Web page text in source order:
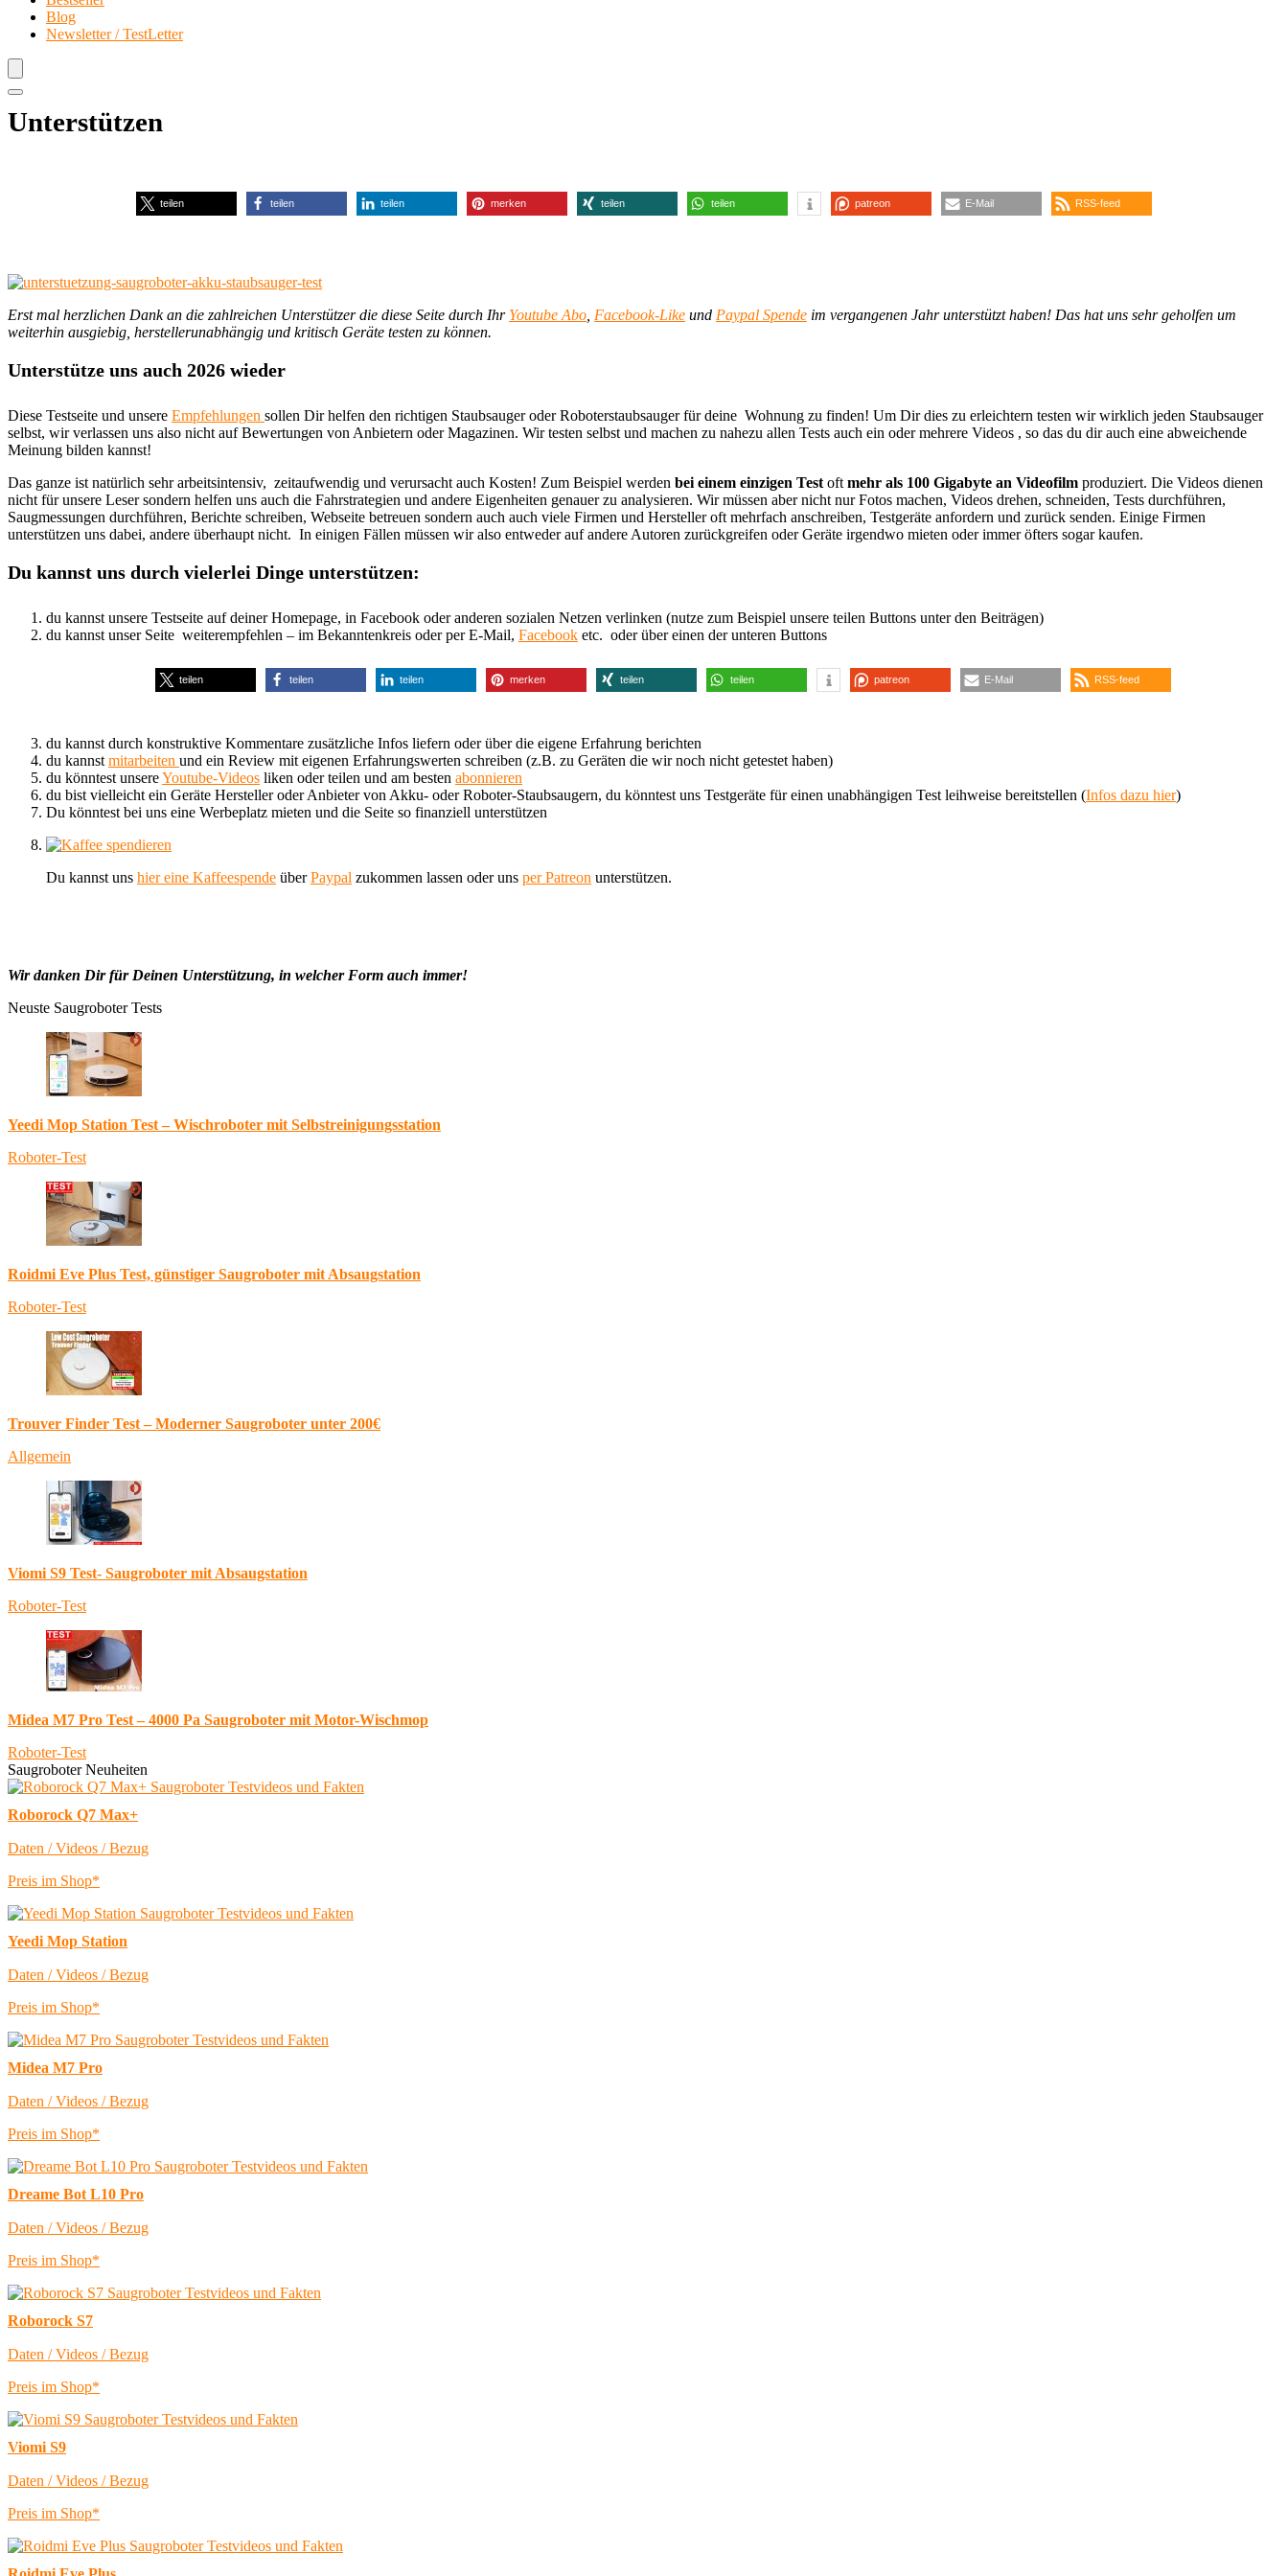
Blog
Newsletter / TestLetter
Unterstützen
teilen teilen teilen merken teilen teilen patreon E-Mail RSS-feed
Erst mal herzlichen Dank an die zahlreichen Unterstützer die diese Seite durch Ihr Youtube Abo Facebook-Like und Paypal Spende im vergangenen Jahr unterstützt haben! Das hat uns sehr geholfen um
weiterhin ausgiebig, herstellerunabhängig und kritisch Geräte testen zu können.
Unterstütze uns auch 2026 wieder
Diese Testseite und unsere Empfehlungen sollen Dir helfen den richtigen Staubsauger oder Roboterstaubsauger für deine Wohnung zu finden! Um Dir dies zu erleichtern testen wir wirklich jeden Staubsauger
selbst, wir verlassen uns also nicht auf Bewertungen von Anbietern oder Magazinen. Wir testen selbst und machen zu nahezu allen Tests auch ein oder mehrere Videos , so das du dir auch eine abweichende
Meinung bilden kannst!
Das ganze ist natürlich sehr arbeitsintensiv, zeitaufwendig und verursacht auch Kosten! Zum Beispiel werden bei einem einzigen Test oft mehr als 100 Gigabyte an Videofilm produziert. Die Videos dienen
nicht für unsere Leser sondern helfen uns auch die Fahrstrategien und andere Eigenheiten genauer zu analysieren. Wir müssen aber nicht nur Fotos machen, Videos drehen, schneiden, Tests durchführen,
Saugmessungen durchführen, Berichte schreiben, Webseite betreuen sondern auch auch viele Firmen und Hersteller oft mehrfach anschreiben, Testgeräte anfordern und zurück senden. Einige Firmen
unterstützen uns dabei, andere überhaupt nicht. In einigen Fällen müssen wir also entweder auf andere Autoren zurückgreifen oder Geräte irgendwo mieten oder immer öfters sogar kaufen.
Du kannst uns durch vielerlei Dinge unterstützen:
du kannst unsere Testseite auf deiner Homepage, in Facebook oder anderen sozialen Netzen verlinken (nutze zum Beispiel unsere teilen Buttons unter den Beiträgen)
du kannst unser Seite weiterempfehlen – im Bekanntenkreis oder per E-Mail, Facebook etc. oder über einen der unteren Buttons
teilen teilen teilen merken teilen teilen patreon E-Mail RSS-feed
du kannst durch konstruktive Kommentare zusätzliche Infos liefern oder über die eigene Erfahrung berichten
du kannst mitarbeiten und ein Review mit eigenen Erfahrungswerten schreiben (z.B. zu Geräten die wir noch nicht getestet haben)
du könntest unsereYoutube-Videos liken oder teilen und am besten abonnieren
du bist vielleicht ein Geräte Hersteller oder Anbieter von Akku- oder Roboter-Staubsaugern, du könntest uns Testgeräte für einen unabhängigen Test leihweise bereitstellen (Infos dazu hier)
Du könntest bei uns eine Werbeplatz mieten und die Seite so finanziell unterstützen
Du kannst uns hier eine Kaffeespende überPaypal zukommen lassen oder uns per Patreon unterstützen.
Wir danken Dir für Deinen Unterstützung, in welcher Form auch immer!
Neuste Saugroboter Tests
Yeedi Mop Station Test – Wischroboter mit Selbstreinigungsstation
Roboter-Test
Roidmi Eve Plus Test, günstiger Saugroboter mit Absaugstation
Roboter-Test
Trouver Finder Test – Moderner Saugroboter unter 200€
Allgemein
Viomi S9 Test- Saugroboter mit Absaugstation
Roboter-Test
Midea M7 Pro Test – 4000 Pa Saugroboter mit Motor-Wischmop
Roboter-Test
Saugroboter Neuheiten
Roborock Q7 Max+
Daten / Videos / Bezug
Preis im Shop*
Yeedi Mop Station
Daten / Videos / Bezug
Preis im Shop*
Midea M7 Pro
Daten / Videos / Bezug
Preis im Shop*
Dreame Bot L10 Pro
Daten / Videos / Bezug
Preis im Shop*
Roborock S7
Daten / Videos / Bezug
Preis im Shop*
Viomi S9
Daten / Videos / Bezug
Preis im Shop*